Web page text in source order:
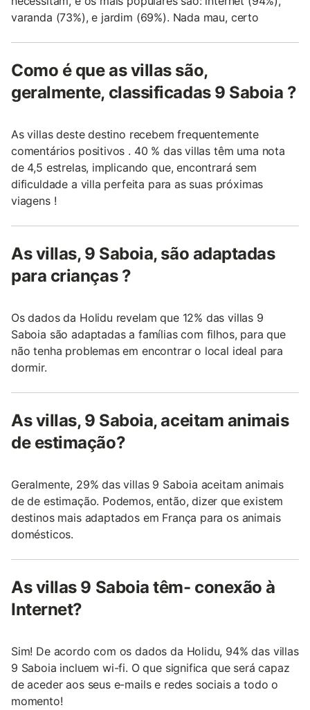
varanda (73%), e jardim (69%). Nada mau, certo
Como é que as villas são,
geralmente, classificadas 9 Saboia ?
As villas deste destino recebem frequentemente
comentários positivos . 40 % das villas têm uma nota
de 4,5 estrelas, implicando que, encontrará sem
dificuldade a villa perfeita para as suas próximas
viagens !
As villas, 9 Saboia, são adaptadas
para crianças ?
Os dados da Holidu revelam que 12% das villas 9
Saboia são adaptadas a famílias com filhos, para que
não tenha problemas em encontrar o local ideal para
dormir.
As villas, 9 Saboia, aceitam animais
de estimação?
Geralmente, 29% das villas 9 Saboia aceitam animais
de de estimação. Podemos, então, dizer que existem
destinos mais adaptados em França para os animais
domésticos.
As villas 9 Saboia têm- conexão à
Internet?
Sim! De acordo com os dados da Holidu, 94% das villas
9 Saboia incluem wi-fi. O que significa que será capaz
de aceder aos seus e-mails e redes sociais a todo o
momento!